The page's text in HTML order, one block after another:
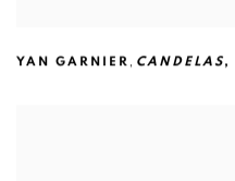
YAN GARNIER , CANDELAS,